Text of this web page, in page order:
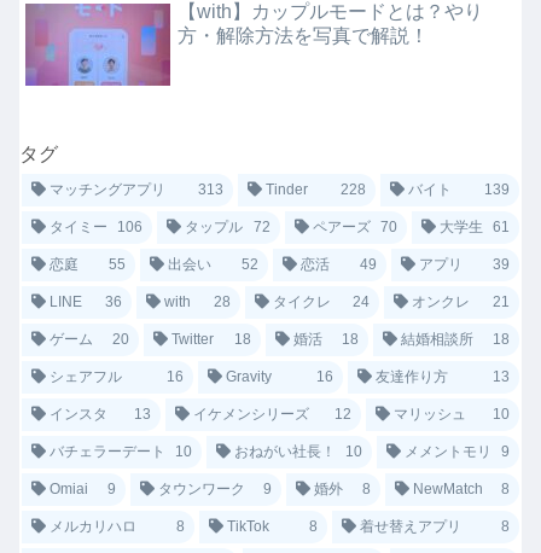
【with】カップルモードとは？やり
方・解除方法を写真で解説！
タグ
マッチングアプリ 313 Tinder 228 バイト 139
タイミー 106 タップル 72 ペアーズ 70 大学生 61
恋庭 55 出会い 52 恋活 49 アプリ 39
LINE 36 with 28 タイクレ 24 オンクレ 21
ゲーム 20 Twitter 18 婚活 18 結婚相談所 18
シェアフル 16 Gravity 16 友達作り方 13
インスタ 13 イケメンシリーズ 12 マリッシュ 10
バチェラーデート 10 おねがい社長！ 10 メメントモリ 9
Omiai 9 タウンワーク 9 婚外 8 NewMatch 8
メルカリハロ 8 TikTok 8 着せ替えアプリ 8